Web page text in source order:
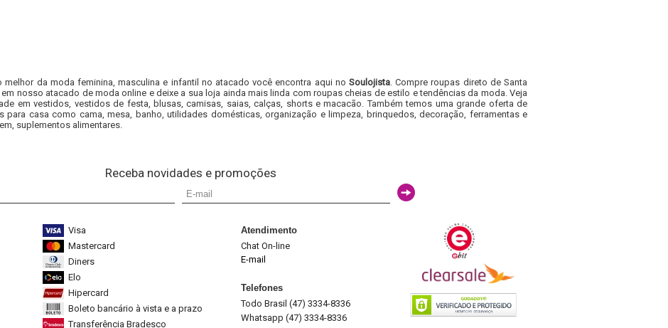
melhor da moda feminina, masculina e infantil no atacado você encontra aqui no Soulojista. Compre roupas direto de Santa
em nosso atacado de moda online e deixe a sua loja ainda mais linda com roupas cheias de estilo e tendências da moda. Veja
em vestidos, vestidos de festa, blusas, camisas, saias, calças, shorts e macacão. Também temos uma grande oferta de
para casa como cama, mesa, banho, utilidades domésticas, organização e limpeza, brinquedos, decoração, ferramentas e
suplementos alimentares.
Receba novidades e promoções
Visa
Mastercard
Diners
Elo
Hipercard
Boleto bancário à vista e a prazo
Transferência Bradesco
Atendimento
Chat On-line
E-mail
Telefones
Todo Brasil (47) 3334-8336
Whatsapp (47) 3334-8336